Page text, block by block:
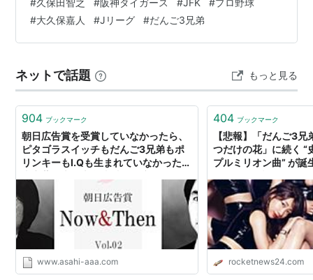
#久保田智之 #阪神タイガース #JFK #プロ野球
#大久保嘉人 #Jリーグ #だんご3兄弟
ネットで話題 もっと見る
904 ブックマーク
朝日広告賞を受賞していなかったら、
ピタゴラスイッチもだんご3兄弟もポ
リンキーもI.Qも生まれていなかった。
藤雅彦さん
www.asahi-aaa.com
404 ブックマーク
【悲報】「だんご3
つだけの花」に続く “
プルミリオン曲” が誕
rocketnews24.com